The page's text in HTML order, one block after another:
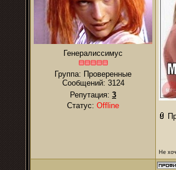
Генералиссимус
Группа: Проверенные
Сообщений: 3124
Репутация: 3
Статус: Offline
Не